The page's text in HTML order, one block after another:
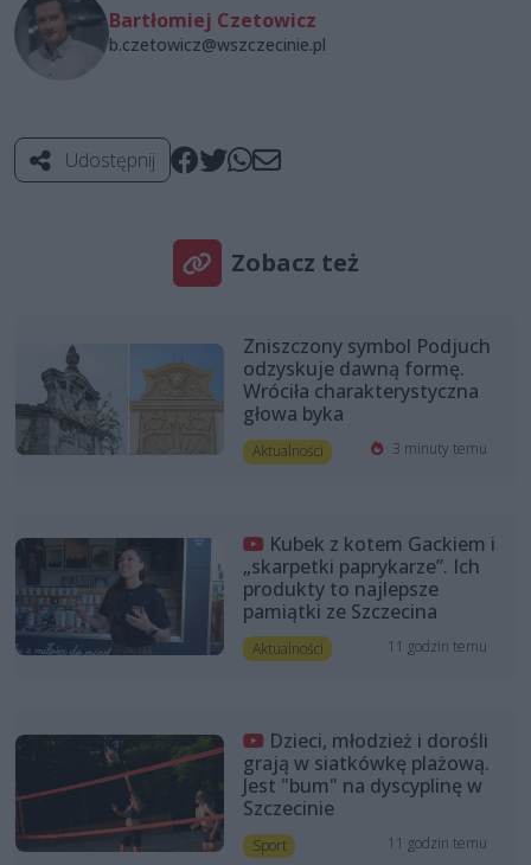
Bartłomiej Czetowicz
b.czetowicz@wszczecinie.pl
Udostępnij
Zobacz też
Zniszczony symbol Podjuch
odzyskuje dawną formę.
Wróciła charakterystyczna
głowa byka
Aktualności 3 minuty temu
Kubek z kotem Gackiem i
„skarpetki paprykarze”. Ich
produkty to najlepsze
pamiątki ze Szczecina
Aktualności 11 godzin temu
Dzieci, młodzież i dorośli
grają w siatkówkę plażową.
Jest "bum" na dyscyplinę w
Szczecinie
Sport 11 godzin temu